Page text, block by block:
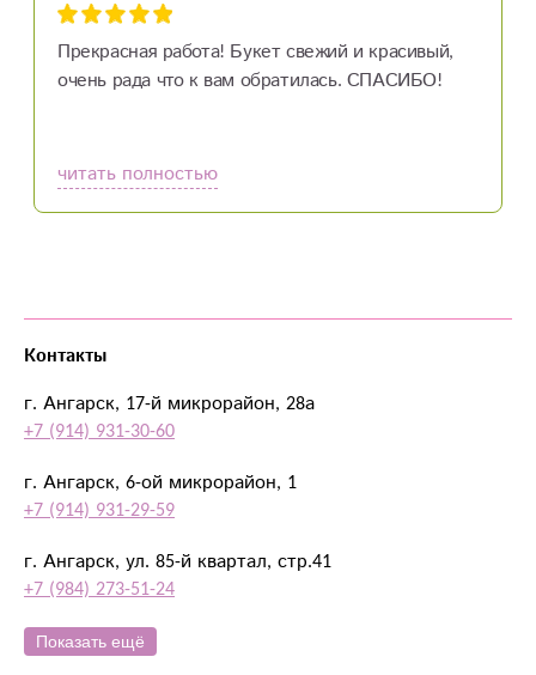
Прекрасная работа! Букет свежий и красивый,
очень рада что к вам обратилась. СПАСИБО!
читать полностью
Контакты
г. Ангарск, 17-й микрорайон, 28а
+7 (914) 931-30-60
г. Ангарск, 6-ой микрорайон, 1
+7 (914) 931-29-59
г. Ангарск, ул. 85-й квартал, стр.41
+7 (984) 273-51-24
Показать ещё